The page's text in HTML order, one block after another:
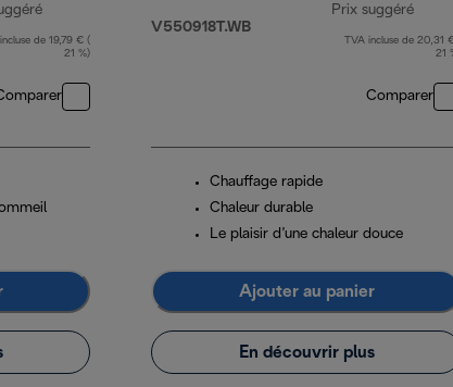
prix original 139,99 €
incluse de 19,79 € (
21 %)
V550918T.WB
Prix suggéré
prix
TVA incluse de 20,31
21
Comparer
Chauffage rapide
Chaleur durable
Le plaisir d’une chaleur douce
Ajouter au panier
En découvrir plus